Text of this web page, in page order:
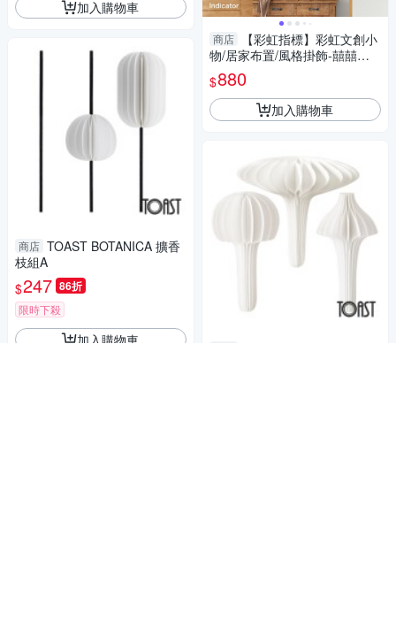
加入購物車
商店 TOAST BOTANICA 擴香
枝組A
$247 86折
限時下殺
加入購物車
商店
【彩虹指標】彩虹文創小
物/居家布置/風格掛飾-囍囍款
門簾
$880
加入購物車